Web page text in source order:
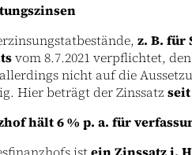
z. B. für
vom 8.7.2021 verpflichtet,
nicht auf die
Hier beträgt der Zinssatzseit
hält 6 % p. a. für